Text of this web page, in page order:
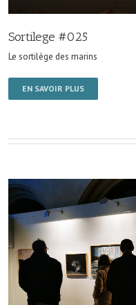
Sortilege #025
Le sortilège des marins
EN SAVOIR PLUS